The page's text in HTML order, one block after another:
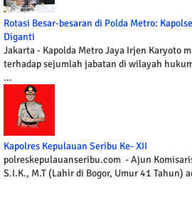
Rotasi Besar-besaran di Polda Metro:
Diganti
Jakarta - Kapolda Metro Jaya Irjen Karyoto
terhadap sejumlah jabatan di wilayah
...
Kapolres Kepulauan Seribu Ke- XII
polreskepulauanseribu.com - Ajun
S.I.K., M.T (Lahir di Bogor, Umur 41 Tahun)